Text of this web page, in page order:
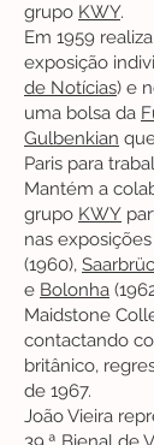
grupo KWY.
Em 1959
exposição
de Notícias) e
uma bolsa da
Gulbenkian
Paris para
Mantém a
grupo KWY
nas
(1960),
e Bolonha
Maidstone
contactando
britânico,
de 1967.
João Vieira